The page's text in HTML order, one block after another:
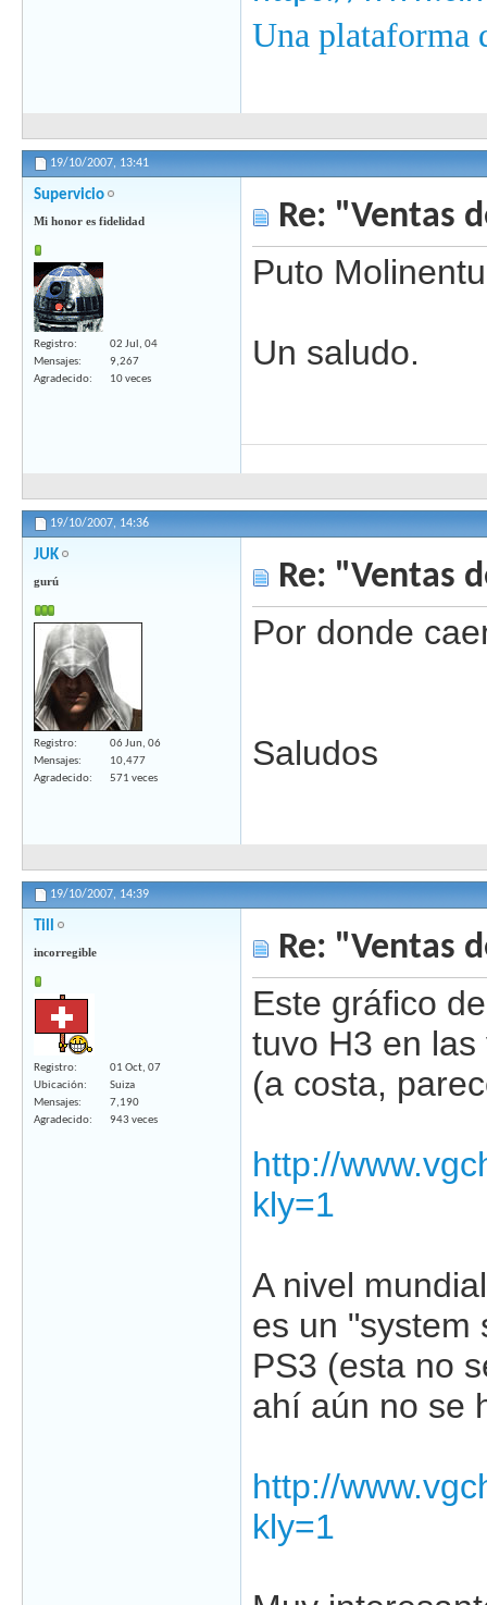
Una plataforma
19/10/2007, 13:41
Supervicio
Mi honor es fidelidad
Registro
02 Jul, 04
Mensajes
9,267
Agradecido
10 veces
Re: "Ventas
Puto
Un saludo.
19/10/2007, 14:36
JUK
gurú
Registro
06 Jun, 06
Mensajes
10,477
Agradecido
571 veces
Re: "Ventas
Por donde
Saludos
19/10/2007, 14:39
Till
incorregible
Registro
01 Oct, 07
Ubicación
Suiza
Mensajes
7,190
Agradecido
943 veces
Re: "Ventas
Este gráfico
tuvo H3 en
(a costa,
http://
kly=1
A nivel
es un "system
PS3 (esta no
ahí aún no se
http://
kly=1